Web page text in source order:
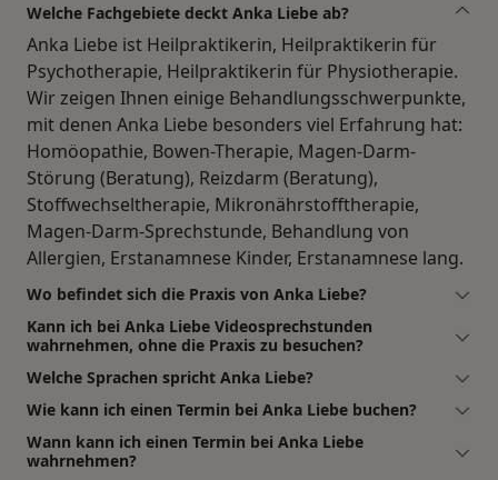
Welche Fachgebiete deckt Anka Liebe ab?
Anka Liebe ist Heilpraktikerin, Heilpraktikerin für
Psychotherapie, Heilpraktikerin für Physiotherapie.
Wir zeigen Ihnen einige Behandlungsschwerpunkte,
mit denen Anka Liebe besonders viel Erfahrung hat:
Homöopathie, Bowen-Therapie, Magen-Darm-
Störung (Beratung), Reizdarm (Beratung),
Stoffwechseltherapie, Mikronährstofftherapie,
Magen-Darm-Sprechstunde, Behandlung von
Allergien, Erstanamnese Kinder, Erstanamnese lang.
Wo befindet sich die Praxis von Anka Liebe?
Kann ich bei Anka Liebe Videosprechstunden
wahrnehmen, ohne die Praxis zu besuchen?
Welche Sprachen spricht Anka Liebe?
Wie kann ich einen Termin bei Anka Liebe buchen?
Wann kann ich einen Termin bei Anka Liebe
wahrnehmen?